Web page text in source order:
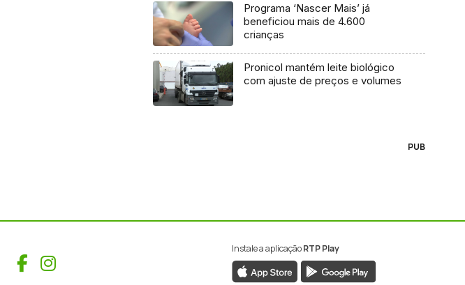
Programa ‘Nascer Mais’ já
beneficiou mais de 4.600
crianças
Pronicol mantém leite biológico
com ajuste de preços e volumes
PUB
Facebook
Instagram
Instale a aplicaçãoRTP Play